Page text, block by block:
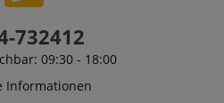
732412
09:30 - 18:00
Informationen